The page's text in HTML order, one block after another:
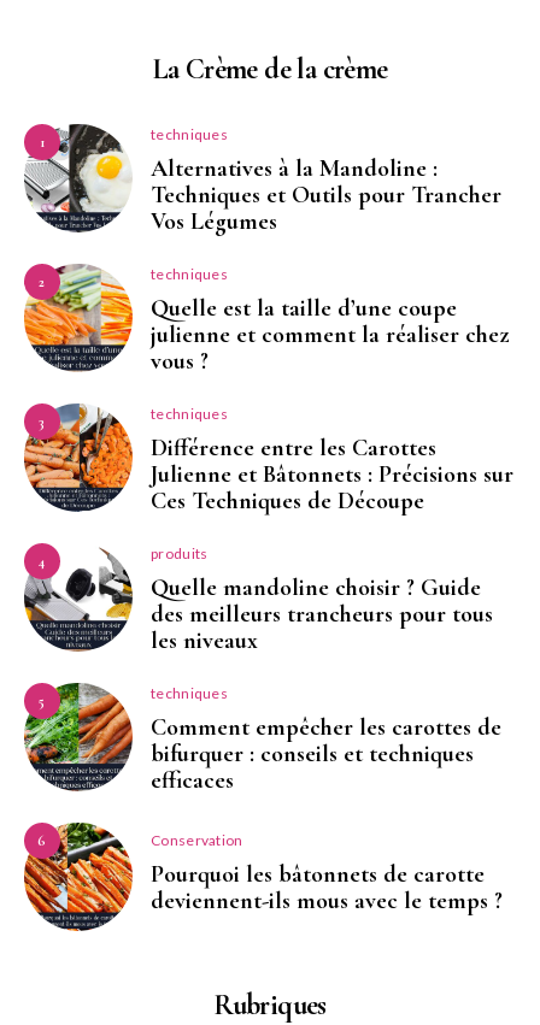
La Crème de la crème
1 techniques
Alternatives à la Mandoline :
Techniques et Outils pour Trancher
Vos Légumes
2 techniques
Quelle est la taille d’une coupe
julienne et comment la réaliser chez
vous ?
3 techniques
Différence entre les Carottes
Julienne et Bâtonnets : Précisions sur
Ces Techniques de Découpe
4 produits
Quelle mandoline choisir ? Guide
des meilleurs trancheurs pour tous
les niveaux
5 techniques
Comment empêcher les carottes de
bifurquer : conseils et techniques
efficaces
6 Conservation
Pourquoi les bâtonnets de carotte
deviennent-ils mous avec le temps ?
Rubriques